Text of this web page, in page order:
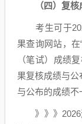
（四）复
考生可于
果查询网站，
（笔试）成绩
果复核成绩与
与公布的成绩不
》》》2026